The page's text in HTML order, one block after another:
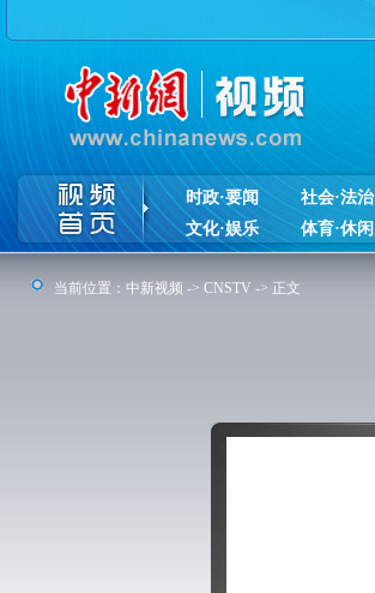
时政·要闻 社会·法治
文化·娱乐
体育·休闲
当前位置： 中新视频 -> CNSTV -> 正文